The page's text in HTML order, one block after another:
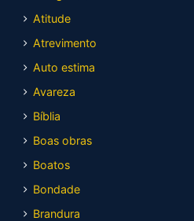
Atitude
Atrevimento
Auto estima
Avareza
Bíblia
Boas obras
Boatos
Bondade
Brandura